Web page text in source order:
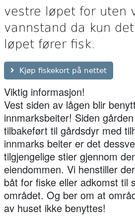
vestre løpet for uten
vannstand da kun
løpet fører fisk.
Kjøp fiskekort på nettet
Viktig informasjon!
Vest siden av lågen blir
innmarksbeiter! Siden
tilbakeført til gårdsdyr med
innmarks beiter er det
tilgjengelige stier gjennom
eiendommen. Vi henstiller
båt for fiske eller adkomst til
området. Og ber om at
av huset ikke benyttes!